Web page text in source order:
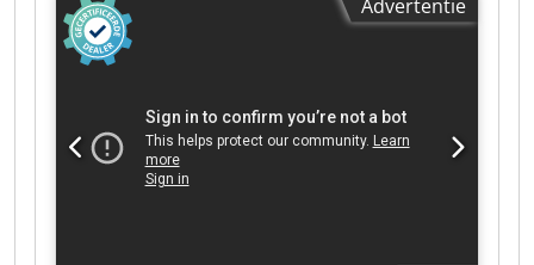
Werkhoogte (mm): 11.000
Advertentie